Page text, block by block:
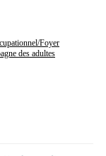
Foyer
des adultes